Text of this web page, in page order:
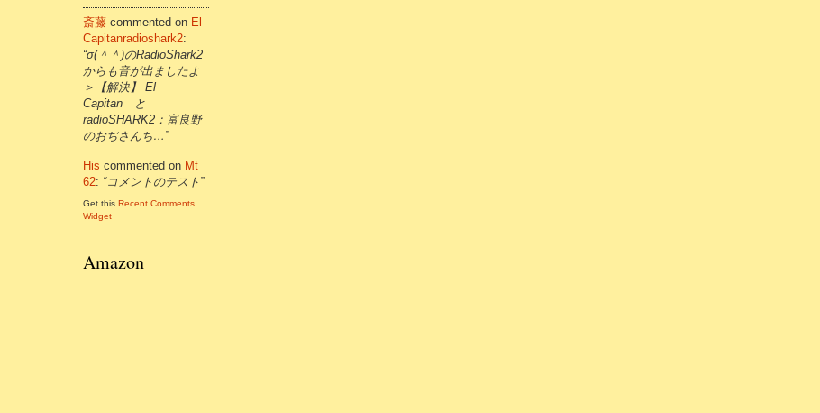
斎藤 commented on El
Capitanradioshark2:
“σ(＾＾)のRadioShark2
からも音が出ましたよ
＞【解決】 El
Capitan と
radioSHARK2：富良野
のおぢさんち…”
His commented on Mt
62: “コメントのテスト”
Get this Recent Comments
Widget
Amazon